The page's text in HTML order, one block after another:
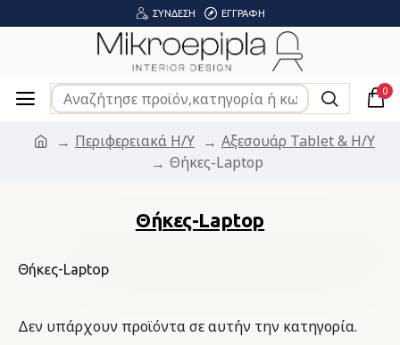
ΣΎΝΔΕΣΗ ΕΓΓΡΑΦΉ
0
Περιφερειακά Η/Υ
Αξεσουάρ Tablet & H/Y
Θήκες-Laptop
Θήκες-Laptop
Θήκες-Laptop
Δεν υπάρχουν προϊόντα σε αυτήν την κατηγορία.